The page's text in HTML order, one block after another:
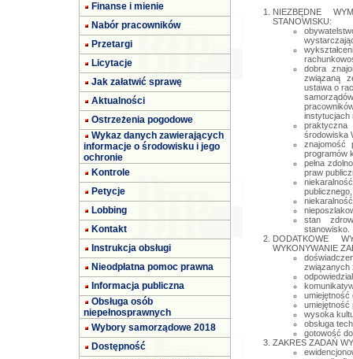
Finanse i mienie
Nabór pracowników
Przetargi
Licytacje
Jak załatwić sprawę
Aktualności
Ostrzeżenia pogodowe
Wykaz danych zawierających
informacje o środowisku i jego
ochronie
Kontrole
Petycje
Lobbing
Kontakt
Instrukcja obsługi
Nieodpłatna pomoc prawna
Informacja publiczna
Obsługa osób
niepełnosprawnych
Wybory samorządowe 2018
Dostępność
NIEZBĘDNE
STANOWISKU:
dobra
związaną
ustawa o
instytucjach
środowiska
znajomość
programów
pełna
praw
publicznego,
stan
stanowisko.
DODATKOWE
WYKONYWANIE
związanych
umiejętność
umiejętność
wysoka
obsługa
gotowość
ZAKRES ZADAŃ